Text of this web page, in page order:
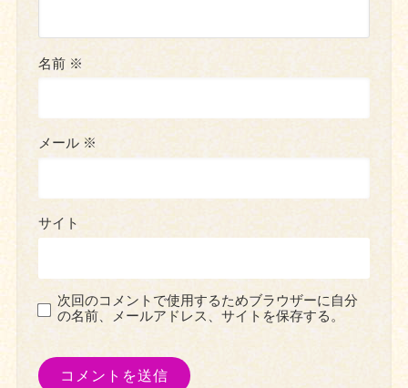
名前 ※
メール ※
サイト
次回のコメントで使用するためブラウザーに自分
の名前、メールアドレス、サイトを保存する。